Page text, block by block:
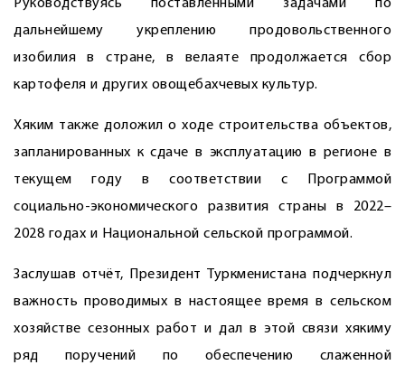
Руководствуясь поставленными задачами по
дальнейшему укреплению продовольственного
изобилия в стране, в велаяте продолжается сбор
картофеля и других овощебахчевых культур.
Хяким также доложил о ходе строительства объектов,
запланированных к сдаче в эксплуатацию в регионе в
текущем году в соответствии с Программой
социально-экономического развития страны в 2022–
2028 годах и Национальной сельской программой.
Заслушав отчёт, Президент Туркменистана подчеркнул
важность проводимых в настоящее время в сельском
хозяйстве сезонных работ и дал в этой связи хякиму
ряд поручений по обеспечению слаженной